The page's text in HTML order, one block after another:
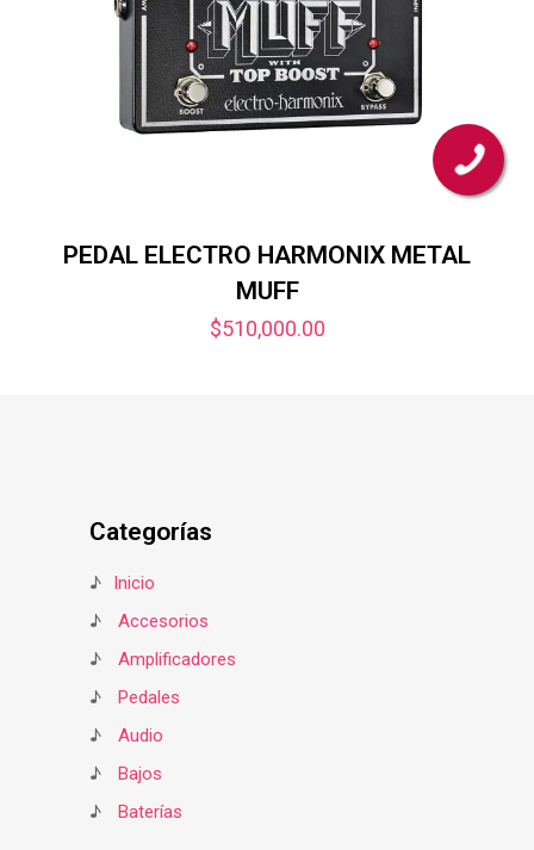
PEDAL ELECTRO HARMONIX METAL
MUFF
$510,000.00
Categorías
♪
Inicio
♪
Accesorios
♪
Amplificadores
♪
Pedales
♪
Audio
♪
Bajos
♪
Baterías